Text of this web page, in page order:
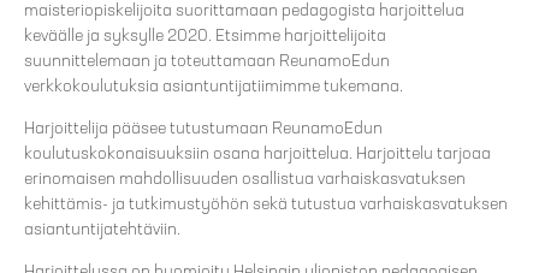
maisteriopiskelijoita suorittamaan pedagogista harjoittelua
keväälle ja syksylle 2020. Etsimme harjoittelijoita
suunnittelemaan ja toteuttamaan ReunamoEdun
verkkokoulutuksia asiantuntijatiimimme tukemana.
Harjoittelija pääsee tutustumaan ReunamoEdun
koulutuskokonaisuuksiin osana harjoittelua. Harjoittelu tarjoaa
erinomaisen mahdollisuuden osallistua varhaiskasvatuksen
kehittämis- ja tutkimustyöhön sekä tutustua varhaiskasvatuksen
asiantuntijatehtäviin.